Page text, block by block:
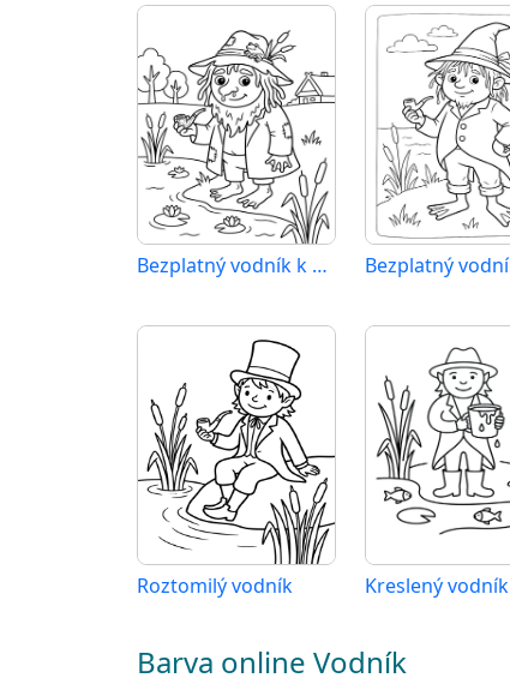
Bezplatný vodník k vytisknutí
Roztomilý vodník Kreslený vodník
Barva online Vodník